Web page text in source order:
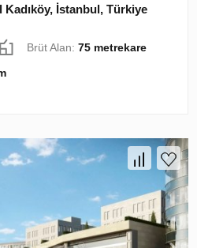
İstanbul, Türkiye
Brüt Alan:75 metrekare